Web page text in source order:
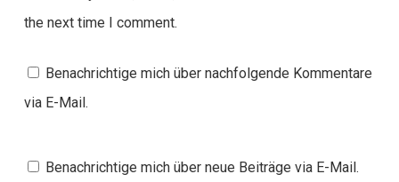
the next time I comment.
Benachrichtige mich über nachfolgende Kommentare
via E-Mail.
Benachrichtige mich über neue Beiträge via E-Mail.